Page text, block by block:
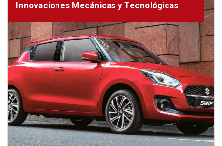
Innovaciones Mecánicas y Tecnológicas